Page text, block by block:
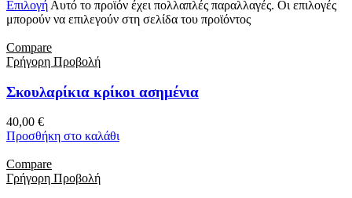
Επιλογή Αυτό το προϊόν έχει πολλαπλές παραλλαγές. Οι επιλογές
μπορούν να επιλεγούν στη σελίδα του προϊόντος
Compare
Γρήγορη Προβολή
Σκουλαρίκια κρίκοι ασημένια
40,00 €
Προσθήκη στο καλάθι
Compare
Γρήγορη Προβολή